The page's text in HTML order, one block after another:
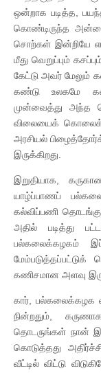
ஒன்றாக படித்த,
கொண்டிருந்த
சொற்கள் இன்றியே
மீது வெறுப்பும்
கேட்டு அவர்
கண்டு உலகமே
முன்வைத்து அந்த
விலையைக்
அரசியல்
இருக்கிறது.
இறுதியாக,
யாழ்ப்பாணப்
கல்விப்பணி
அதில் படித்து
பல்கலைக்கழகம்
மேம்படுத்தப்பட்டுக்
கணிசமான அளவு
கார், பல்கலைக்கழக
நின்றதும்,
தொடருங்கள் நான்
கொடுத்தது
வீட்டில் விட்டு